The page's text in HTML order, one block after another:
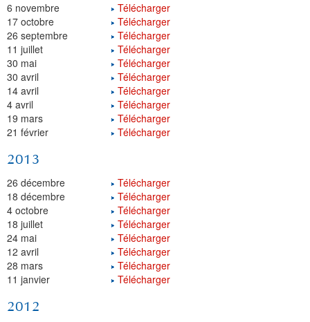
6 novembre
Télécharger
17 octobre
Télécharger
26 septembre
Télécharger
11 juillet
Télécharger
30 mai
Télécharger
30 avril
Télécharger
14 avril
Télécharger
4 avril
Télécharger
19 mars
Télécharger
21 février
Télécharger
2013
26 décembre
Télécharger
18 décembre
Télécharger
4 octobre
Télécharger
18 juillet
Télécharger
24 mai
Télécharger
12 avril
Télécharger
28 mars
Télécharger
11 janvier
Télécharger
2012